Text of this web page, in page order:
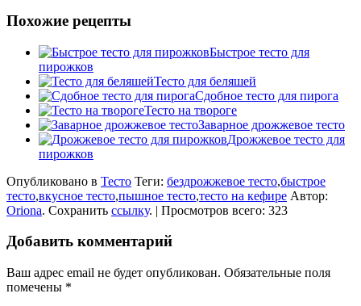
Похожие рецепты
Быстрое тесто для
пирожков
Тесто для беляшей
Сдобное тесто для пирога
Тесто на твороге
Заварное дрожжевое тесто
Дрожжевое тесто для
пирожков
Опубликовано в Тесто Теги: бездрожжевое тесто,быстрое
тесто,вкусное тесто,пышное тесто,тесто на кефире Автор:
Oriona. Сохранить ссылку. | Просмотров всего: 323
Добавить комментарий
Ваш адрес email не будет опубликован. Обязательные поля
помечены *